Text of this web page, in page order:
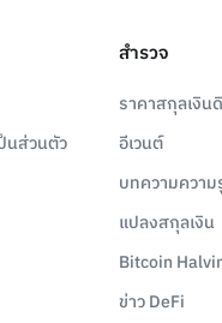
นส่วนตัว
สำรวจ
ราคาสกุลเงิน
อีเวนต์
บทความควา
แปลงสกุลเงิน
Bitcoin
ข่าว DeFi